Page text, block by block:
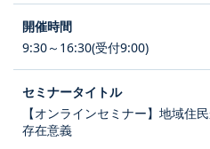
9:30～16:30(受付9:00)
【オンラインセミナー】地域住
存在意義